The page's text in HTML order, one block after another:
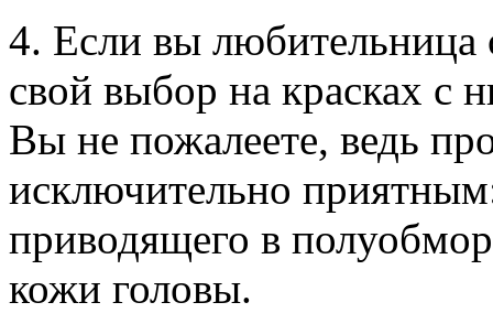
4. Если вы любительница
свой выбор на красках с
Вы не пожалеете, ведь
исключительно
приводящего в
кожи головы.